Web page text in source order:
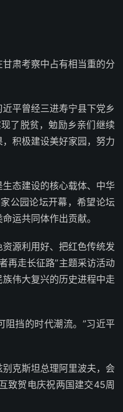
肃考察中占有相当重的分
平曾经三进寿宁县下党乡
了脱贫，勉励乡亲们继续
积极建设美好家园，努力
态建设的核心载体、中华
公园论坛开幕，希望论坛
运共同体作出贡献。
源利用好、把红色传统发
再走长征路”主题采访活动
伟大复兴的历史进程中走
挡的时代潮流。”习近平
克斯坦总理阿里波夫，会
致贺电庆祝两国建交45周